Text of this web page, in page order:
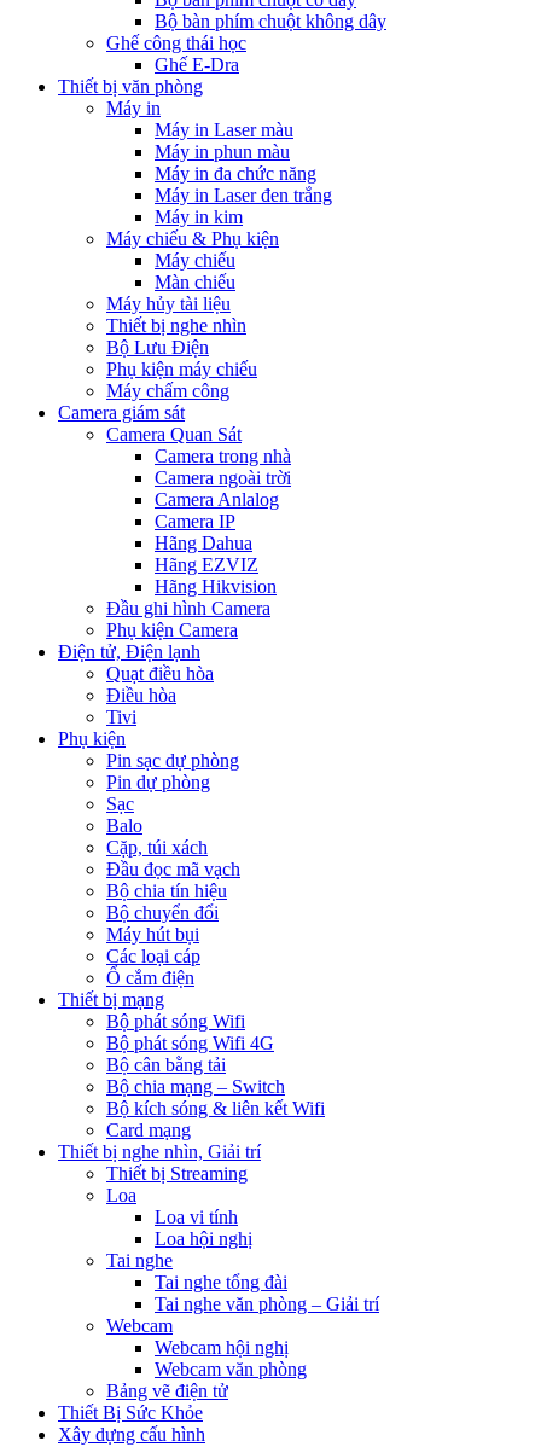
Bộ bàn phím chuột không dây
Ghế công thái học
Ghế E-Dra
Thiết bị văn phòng
Máy in
Máy in Laser màu
Máy in phun màu
Máy in đa chức năng
Máy in Laser đen trắng
Máy in kim
Máy chiếu & Phụ kiện
Máy chiếu
Màn chiếu
Máy hủy tài liệu
Thiết bị nghe nhìn
Bộ Lưu Điện
Phụ kiện máy chiếu
Máy chấm công
Camera giám sát
Camera Quan Sát
Camera trong nhà
Camera ngoài trời
Camera Anlalog
Camera IP
Hãng Dahua
Hãng EZVIZ
Hãng Hikvision
Đầu ghi hình Camera
Phụ kiện Camera
Điện tử, Điện lạnh
Quạt điều hòa
Điều hòa
Tivi
Phụ kiện
Pin sạc dự phòng
Pin dự phòng
Sạc
Balo
Cặp, túi xách
Đầu đọc mã vạch
Bộ chia tín hiệu
Bộ chuyển đổi
Máy hút bụi
Các loại cáp
Ổ cắm điện
Thiết bị mạng
Bộ phát sóng Wifi
Bộ phát sóng Wifi 4G
Bộ cân bằng tải
Bộ chia mạng – Switch
Bộ kích sóng & liên kết Wifi
Card mạng
Thiết bị nghe nhìn, Giải trí
Thiết bị Streaming
Loa
Loa vi tính
Loa hội nghị
Tai nghe
Tai nghe tổng đài
Tai nghe văn phòng – Giải trí
Webcam
Webcam hội nghị
Webcam văn phòng
Bảng vẽ điện tử
Thiết Bị Sức Khỏe
Xây dựng cấu hình